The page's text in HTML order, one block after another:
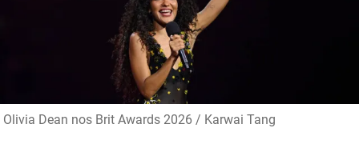
Olivia Dean nos Brit Awards 2026 / Karwai Tang